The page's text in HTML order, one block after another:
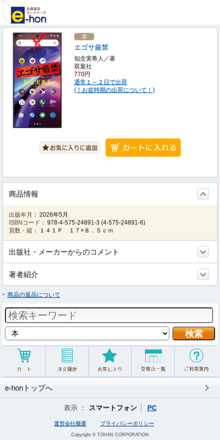
エゴサ厳禁
知念実希人／著
双葉社
770円
通常１～２日で出荷
(！お盆時期の出荷について！)
商品情報
出版年月： 2026年5月
ISBNコード： 978-4-575-24891-3 (4-575-24891-6)
頁数・縦：
１４１Ｐ １７×８．５ｃｍ
出版社・メーカーからのコメント
著者紹介
商品の返品について
e-honトップへ
表示 ： スマートフォン PC
運営会社概要 プライバシーポリシー
Copyright © TOHAN CORPORATION